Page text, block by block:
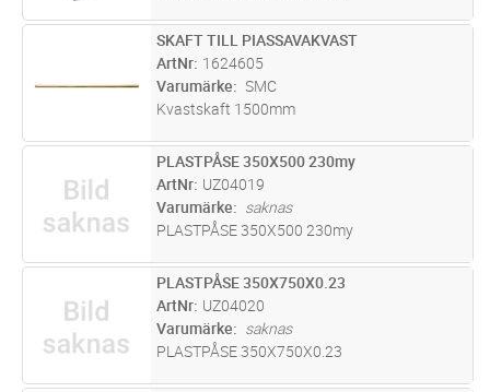
ST Lägg i kundvagn
SKAFT TILL PIASSAVAKVAST
ArtNr 1624605
Varumärke
SMC
Kvastskaft 1500mm
ST Lägg i kundvagn
PLASTPÅSE 350X500 230my
ArtNr UZ04019
Varumärke
saknas
PLASTPÅSE 350X500 230my
ST Lägg i kundvagn
PLASTPÅSE 350X750X0.23
ArtNr UZ04020
Varumärke
saknas
PLASTPÅSE 350X750X0.23